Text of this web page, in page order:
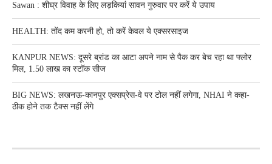
Sawan : शीघ्र विवाह के लिए लड़कियां सावन गुरुवार पर करें ये उपाय
HEALTH: तोंद कम करनी हो, तो करें केवल ये एक्सरसाइज
KANPUR NEWS: दूसरे ब्रांड का आटा अपने नाम से पैक कर बेच रहा था फ्लोर
मिल, 1.50 लाख का स्टॉक सीज
BIG NEWS: लखनऊ-कानपुर एक्सप्रेस-वे पर टोल नहीं लगेगा, NHAI ने कहा-
ठीक होने तक टैक्स नहीं लेंगे